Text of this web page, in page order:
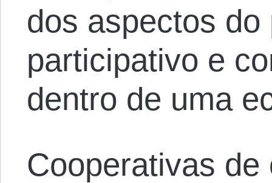
dos aspectos do
participativo e
dentro de uma
Cooperativas